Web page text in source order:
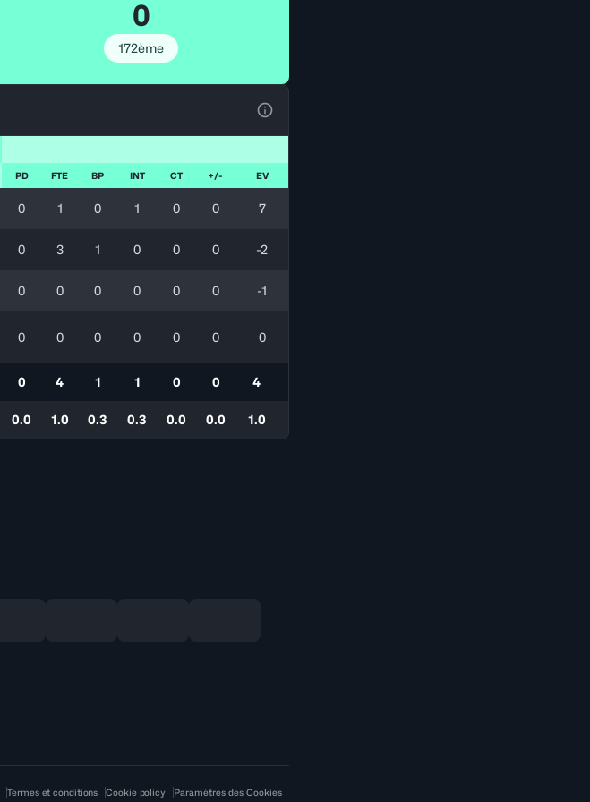
0
172ème
PD FTE BP INT CT +/- EV
0 1 0 1 0 0 7
0 3 1 0 0 0 -2
0 0 0 0 0 0 -1
0 0 0 0 0 0 0
0 4 1 1 0 0 4
0.0 1.0 0.3 0.3 0.0 0.0 1.0
Termes et conditions Cookie policy Paramètres des Cookies